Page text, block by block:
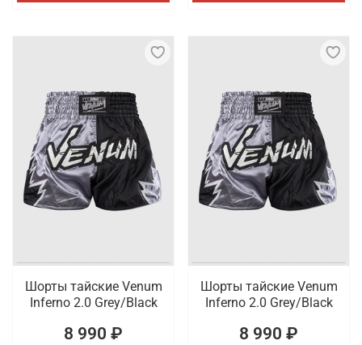
Шорты тайские Venum
Inferno 2.0 Grey/Black
8 990 ₽
Шорты тайские Venum
Inferno 2.0 Grey/Black
8 990 ₽